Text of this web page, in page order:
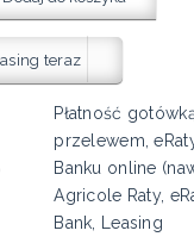
teraz
Płatność
przelewem,
Banku online
Agricole Raty,
Bank, Leasing